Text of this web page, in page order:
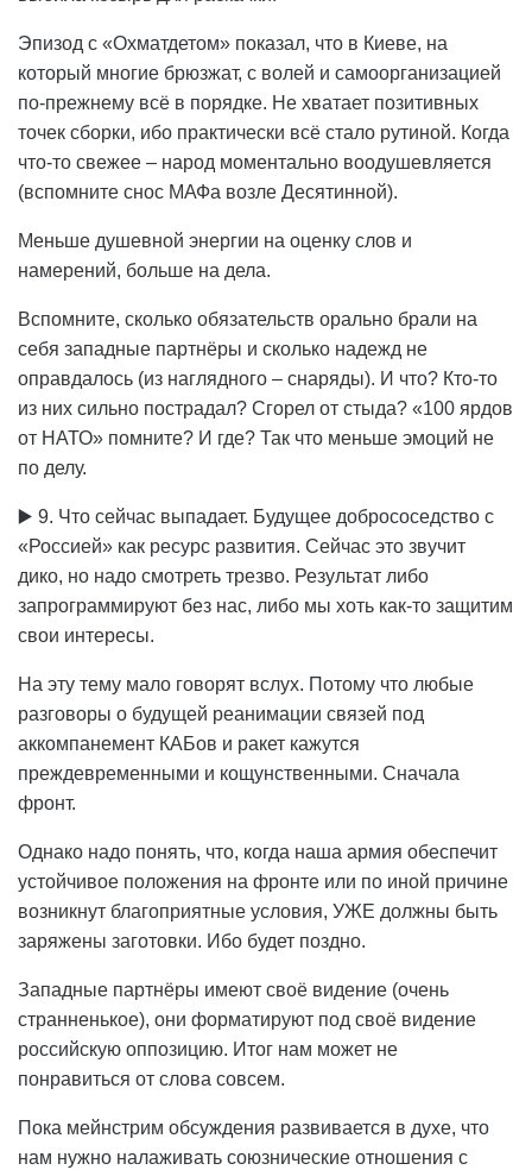
Эпизод с «Охматдетом» показал, что в Киеве, на
который многие брюзжат, с волей и самоорганизацией
по-прежнему всё в порядке. Не хватает позитивных
точек сборки, ибо практически всё стало рутиной. Когда
что-то свежее – народ моментально воодушевляется
(вспомните снос МАФа возле Десятинной).
Меньше душевной энергии на оценку слов и
намерений, больше на дела.
Вспомните, сколько обязательств орально брали на
себя западные партнёры и сколько надежд не
оправдалось (из наглядного – снаряды). И что? Кто-то
из них сильно пострадал? Сгорел от стыда? «100 ярдов
от НАТО» помните? И где? Так что меньше эмоций не
по делу.
▶️ 9. Что сейчас выпадает. Будущее добрососедство с
«Россией» как ресурс развития. Сейчас это звучит
дико, но надо смотреть трезво. Результат либо
запрограммируют без нас, либо мы хоть как-то защитим
свои интересы.
На эту тему мало говорят вслух. Потому что любые
разговоры о будущей реанимации связей под
аккомпанемент КАБов и ракет кажутся
преждевременными и кощунственными. Сначала
фронт.
Однако надо понять, что, когда наша армия обеспечит
устойчивое положения на фронте или по иной причине
возникнут благоприятные условия, УЖЕ должны быть
заряжены заготовки. Ибо будет поздно.
Западные партнёры имеют своё видение (очень
странненькое), они форматируют под своё видение
российскую оппозицию. Итог нам может не
понравиться от слова совсем.
Пока мейнстрим обсуждения развивается в духе, что
нам нужно налаживать союзнические отношения с